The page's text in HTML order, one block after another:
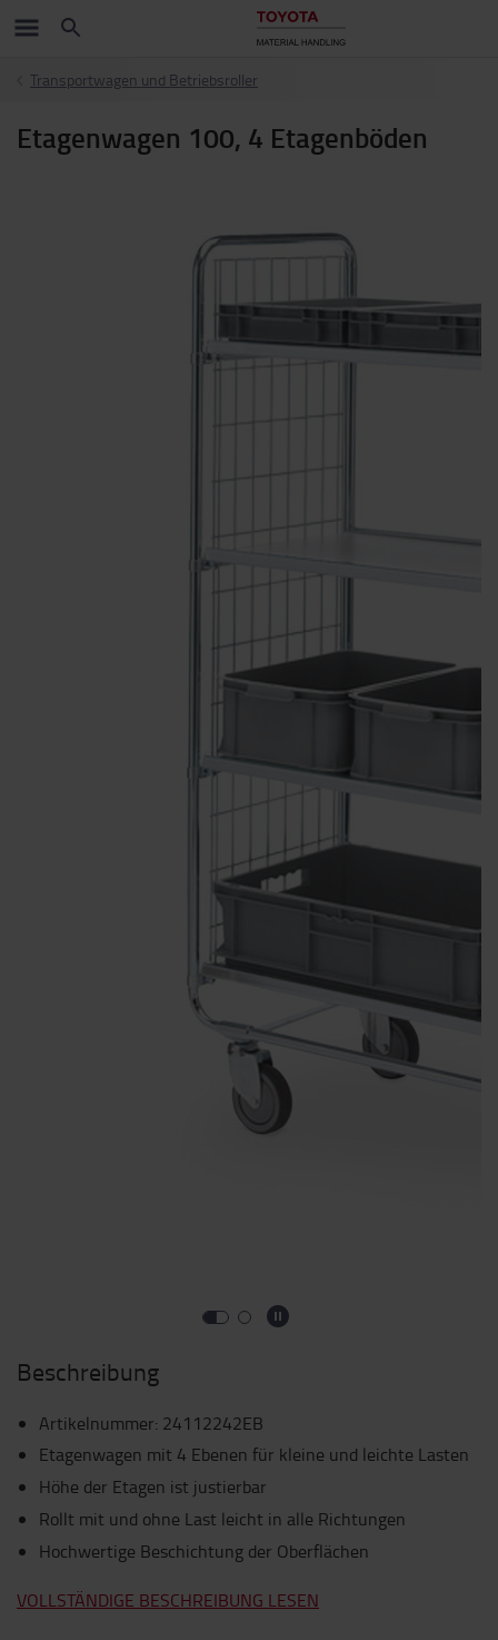
Transportwagen und Betriebsroller
Etagenwagen 100, 4 Etagenböden
Beschreibung
Artikelnummer: 24112242EB
Etagenwagen mit 4 Ebenen für kleine und leichte Lasten
Höhe der Etagen ist justierbar
Rollt mit und ohne Last leicht in alle Richtungen
Hochwertige Beschichtung der Oberflächen
VOLLSTÄNDIGE BESCHREIBUNG LESEN